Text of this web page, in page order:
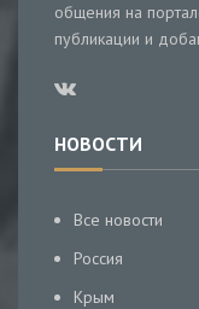
общения на
публикации и
НОВОСТИ
Все новости
Россия
Крым